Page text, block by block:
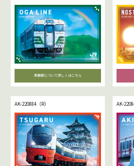
男鹿駅について詳しくはこちら
AK-220884（R） AK-